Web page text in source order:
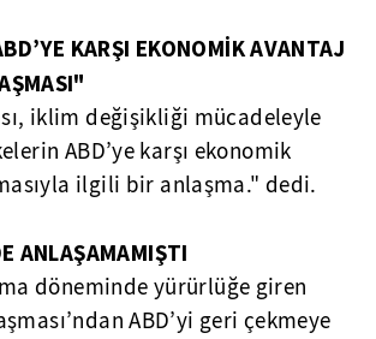
KARŞI EKONOMİK AVANTAJ
iklim değişikliği mücadeleyle
ABD’ye karşı ekonomik
ilgili bir anlaşma." dedi.
ANLAŞAMAMIŞTI
döneminde yürürlüğe giren
ABD’yi geri çekmeye